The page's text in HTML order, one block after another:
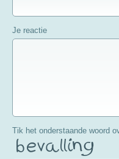
Je reactie
Tik het onderstaande woord